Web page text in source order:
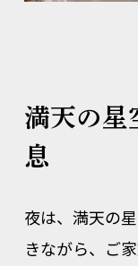
満天の星
息
夜は、満天の
きながら、ご